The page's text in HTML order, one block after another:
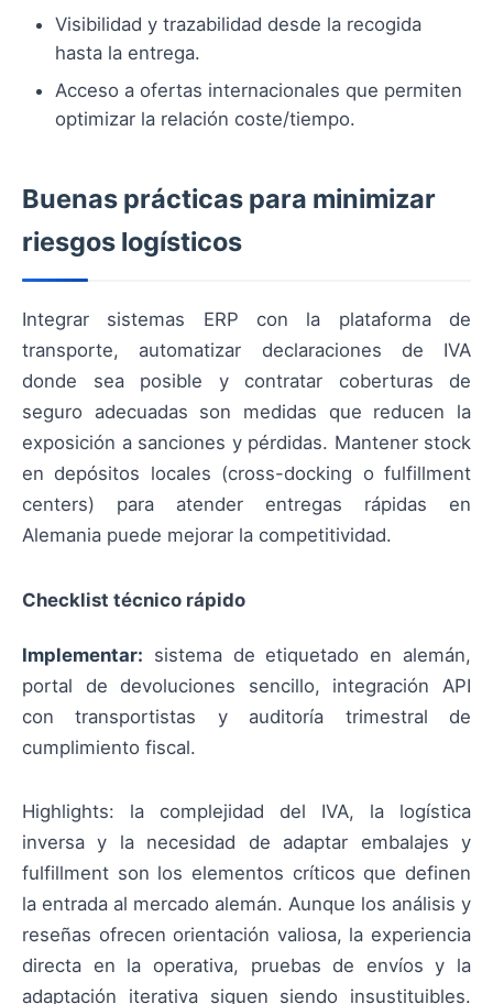
Visibilidad y trazabilidad desde la recogida
hasta la entrega.
Acceso a ofertas internacionales que permiten
optimizar la relación coste/tiempo.
Buenas prácticas para minimizar
riesgos logísticos
Integrar sistemas ERP con la plataforma de
transporte, automatizar declaraciones de IVA
donde sea posible y contratar coberturas de
seguro adecuadas son medidas que reducen la
exposición a sanciones y pérdidas. Mantener stock
en depósitos locales (cross-docking o fulfillment
centers) para atender entregas rápidas en
Alemania puede mejorar la competitividad.
Checklist técnico rápido
Implementar: sistema de etiquetado en alemán,
portal de devoluciones sencillo, integración API
con transportistas y auditoría trimestral de
cumplimiento fiscal.
Highlights: la complejidad del IVA, la logística
inversa y la necesidad de adaptar embalajes y
fulfillment son los elementos críticos que definen
la entrada al mercado alemán. Aunque los análisis y
reseñas ofrecen orientación valiosa, la experiencia
directa en la operativa, pruebas de envíos y la
adaptación iterativa siguen siendo insustituibles.